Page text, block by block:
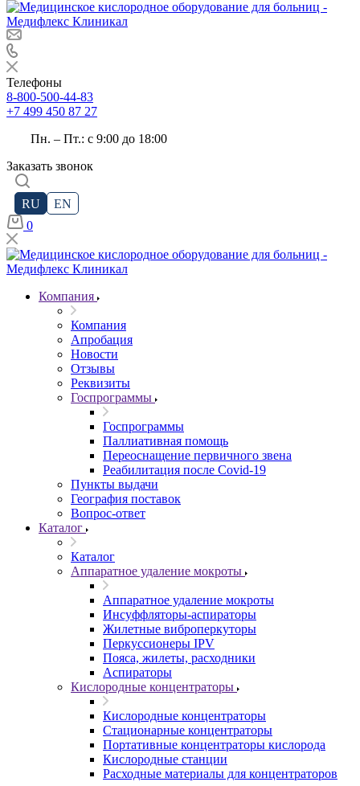
Телефоны
8-800-500-44-83
+7 499 450 87 27
Пн. – Пт.: с 9:00 до 18:00
Заказать звонок
RU
EN
0
Компания
Компания
Апробация
Новости
Отзывы
Реквизиты
Госпрограммы
Госпрограммы
Паллиативная помощь
Переоснащение первичного звена
Реабилитация после Covid-19
Пункты выдачи
География поставок
Вопрос-ответ
Каталог
Каталог
Аппаратное удаление мокроты
Аппаратное удаление мокроты
Инсуффляторы-аспираторы
Жилетные виброперкуторы
Перкуссионеры IPV
Пояса, жилеты, расходники
Аспираторы
Кислородные концентраторы
Кислородные концентраторы
Стационарные концентраторы
Портативные концентраторы кислорода
Кислородные станции
Расходные материалы для концентраторов